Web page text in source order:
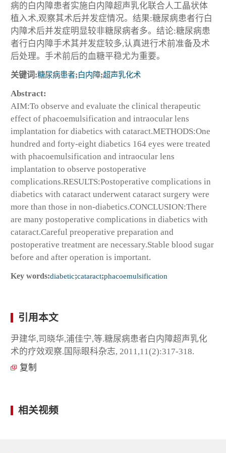
病的白内障患者实施白内障超声乳化联合人工晶状体
植入术,观察其术后并发症情况。结果:糖尿病患者行白
内障术后并发症明显较非糖尿病者多。结论:糖尿病患
者行白内障手术其并发症较多,认真进行术前准备及术
后处理。手术前后的血糖平稳尤为重要。
关键词:糖尿病患者;白内障;超声乳化术
Abstract:
AIM:To observe and evaluate the clinical therapeutic
effect of phacoemulsification and intraocular lens
implantation for diabetics with cataract.METHODS:One
hundred and forty-eight diabetics 164 eyes were treated
with phacoemulsification and intraocular lens
implantation to observe postoperative
complications.RESULTS:Postoperative complications in
diabetics with cataract underwent cataract surgery were
more than those in non-diabetics.CONCLUSION:There
are many postoperative complications in diabetics with
cataract.Careful preoperative preparation and
postoperative treatment are necessary.Stable blood sugar
before and after operation is important.
Key words:diabetic;cataract;phacoemulsification
引用本文
尹建华,司晓华,浦佳宁,等.糖尿病患者白内障超声乳化
术的疗效观察.国际眼科杂志, 2011,11(2):317-318.
复制
相关视频